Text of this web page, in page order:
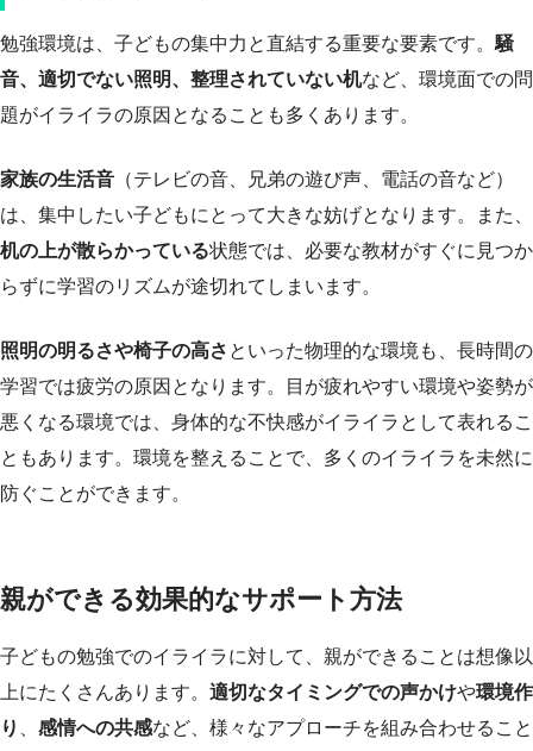
勉強環境は、子どもの集中力と直結する重要な要素です。騒
音、適切でない照明、整理されていない机など、環境面での問
題がイライラの原因となることも多くあります。
家族の生活音 （テレビの音、兄弟の遊び声、電話の音など）
は、集中したい子どもにとって大きな妨げとなります。また、
机の上が散らかっている状態では、必要な教材がすぐに見つか
らずに学習のリズムが途切れてしまいます。
照明の明るさや椅子の高さ といった物理的な環境も、長時間の
学習では疲労の原因となります。目が疲れやすい環境や姿勢が
悪くなる環境では、身体的な不快感がイライラとして表れるこ
ともあります。環境を整えることで、多くのイライラを未然に
防ぐことができます。
親ができる効果的なサポート方法
子どもの勉強でのイライラに対して、親ができることは想像以
上にたくさんあります。 適切なタイミングでの声かけや環境作
り
感情への共感など、様々なアプローチを組み合わせること